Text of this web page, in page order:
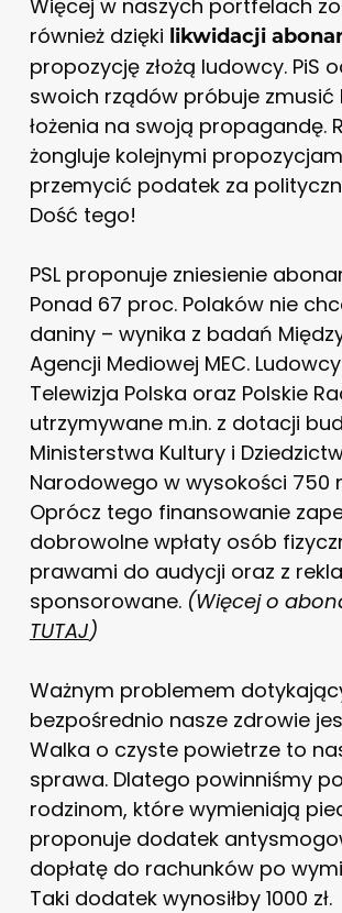
Więcej w naszych portfelach
również dzięki likwidacji
propozycję złożą ludowcy. PiS
swoich rządów próbuje zmusić
łożenia na swoją propagandę.
żongluje kolejnymi
przemycić podatek za
Dość tego!
PSL proponuje zniesienie
Ponad 67 proc. Polaków nie
daniny – wynika z badań
Agencji Mediowej MEC.
Telewizja Polska oraz Polskie
utrzymywane m.in. z dotacji
Ministerstwa Kultury i
Narodowego w wysokości 750
Oprócz tego finansowanie
dobrowolne wpłaty osób
prawami do audycji oraz z
sponsorowane. (Więcej o
TUTAJ)
Ważnym problemem
bezpośrednio nasze zdrowie
Walka o czyste powietrze to
sprawa. Dlatego powinniśmy
rodzinom, które wymieniają
proponuje dodatek
dopłatę do rachunków po
Taki dodatek wynosiłby 1000 zł.